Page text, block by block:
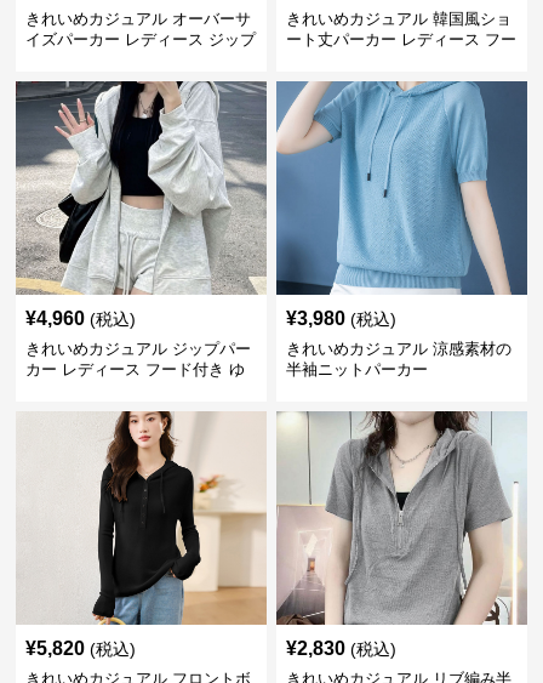
きれいめカジュアル オーバーサ
イズパーカー レディース ジップ
型カバー フード付き 春秋冬羽織
り
きれいめカジュアル 韓国風ショ
ート丈パーカー レディース フー
映え 小柄さん◎
¥4,960 (税込)
きれいめカジュアル ジップパー
カー レディース フード付き ゆ
風カジュアル
¥3,980 (税込)
きれいめカジュアル 涼感素材の
半袖ニットパーカー
¥5,820 (税込)
きれいめカジュアル フロントボ
¥2,830 (税込)
きれいめカジュアル リブ編み半